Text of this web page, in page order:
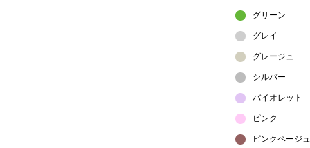
グリーン
グレイ
グレージュ
シルバー
バイオレット
ピンク
ピンクベージュ